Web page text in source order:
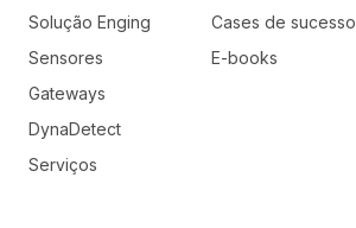
Solução Enging
Sensores
Gateways
DynaDetect
Serviços
Cases de sucesso
E-books